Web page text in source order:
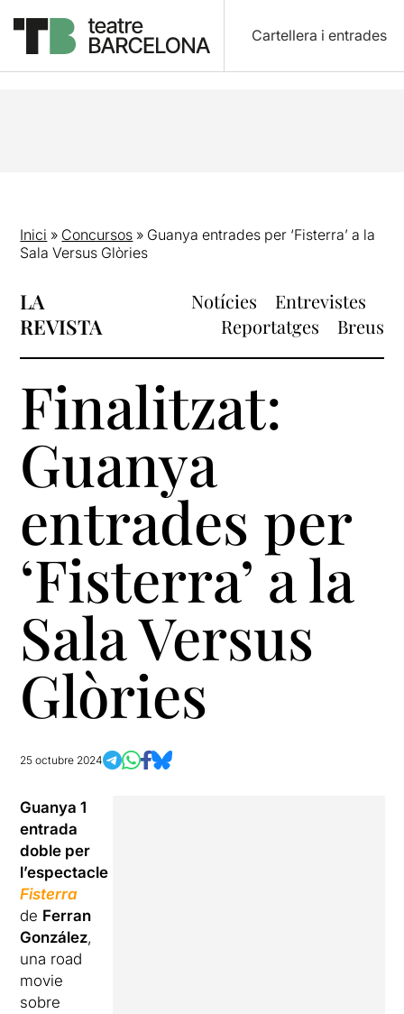
Cartellera i entrades
Inici » Concursos » Guanya entrades per ‘Fisterra’ a la
Sala Versus Glòries
LA
REVISTA
Notícies
Entrevistes
Reportatges
Breus
Finalitzat:
Guanya
entrades per
‘Fisterra’ a la
Sala Versus
Glòries
25 octubre 2024
Guanya 1
entrada
doble per
l’espectacle
Fisterra
de Ferran
González,
una road
movie
sobre